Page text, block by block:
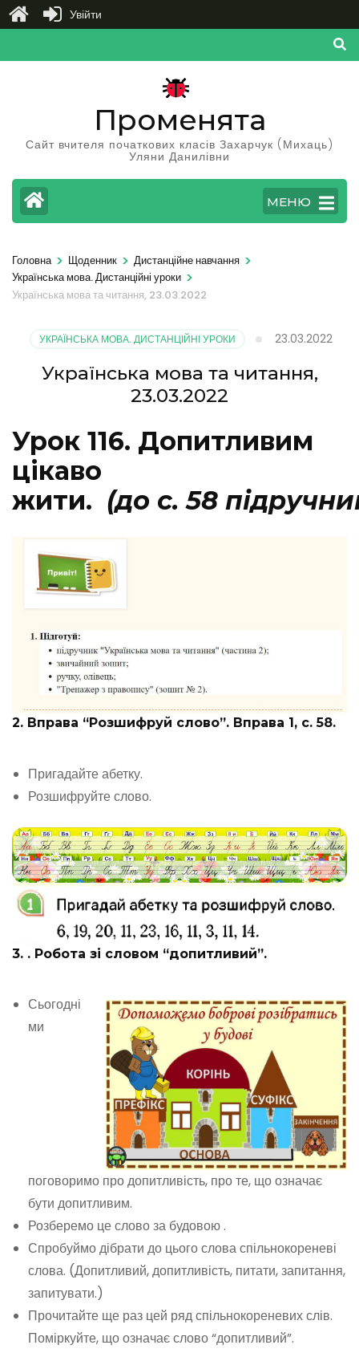
до
Променята
Сайт вчителя початкових класів Захарчук (Михаць)
Уляни Данилівни
МЕНЮ
Головна > Щоденник > Дистанційне навчання >
Українська мова. Дистанційні уроки >
Українська мова та читання, 23.03.2022
УКРАЇНСЬКА МОВА. ДИСТАНЦІЙНІ УРОКИ 23.03.2022
Українська мова та читання,
23.03.2022
Урок 116. Допитливим
цікаво
жити. (до с. 58
2. Вправа “Розшифруй слово”. Вправа 1, с. 58.
Пригадайте абетку.
Розшифруйте слово.
3. . Робота зі словом “допитливий”.
Сьогодні
ми
поговоримо про допитливість, про те, що означає
бути допитливим.
Розберемо це слово за будовою .
Спробуймо дібрати до цього слова спільнокореневі
слова. (Допитливий, допитливість, питати, запитання,
запитувати.)
Прочитайте ще раз цей ряд спільнокореневих слів.
Поміркуйте, що означає слово “допитливий”.
Увійти